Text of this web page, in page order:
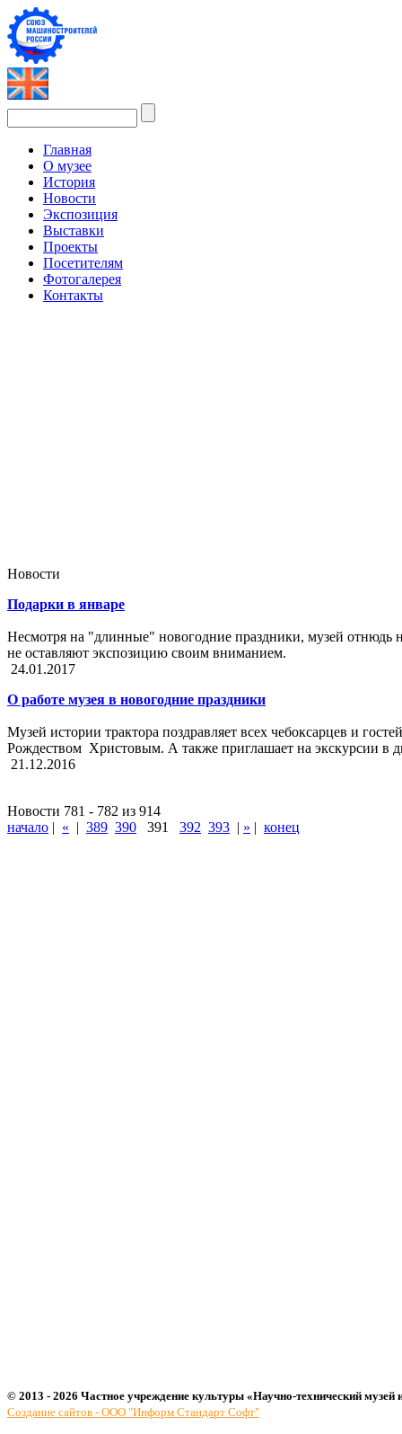
Главная
О музее
История
Новости
Экспозиция
Выставки
Проекты
Посетителям
Фотогалерея
Контакты
Новости
Подарки в январе
Несмотря на "длинные" новогодние праздники, музей отнюдь
не оставляют экспозицию своим вниманием.
24.01.2017
О работе музея в новогодние праздники
Музей истории трактора поздравляет всех чебоксарцев и
Рождеством Христовым. А также приглашает на экскурсии
21.12.2016
Новости 781 - 782 из 914
начало | « | 389 390 391 392 393 | » | конец
© 2013 - 2026 Частное учреждение культуры «Научно-технический музей
Создание сайтов - ООО "Информ Стандарт Софт"